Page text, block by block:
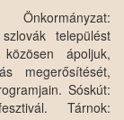
települést
ápoljuk,
megerősítését,
Sóskút:
Tárnok: